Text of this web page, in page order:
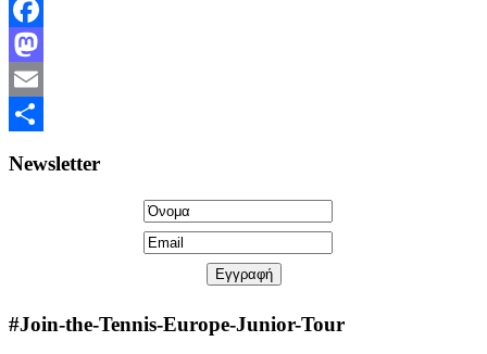
Facebook
Mastodon
Email
Newsletter
#Join-the-Tennis-Europe-Junior-Tour